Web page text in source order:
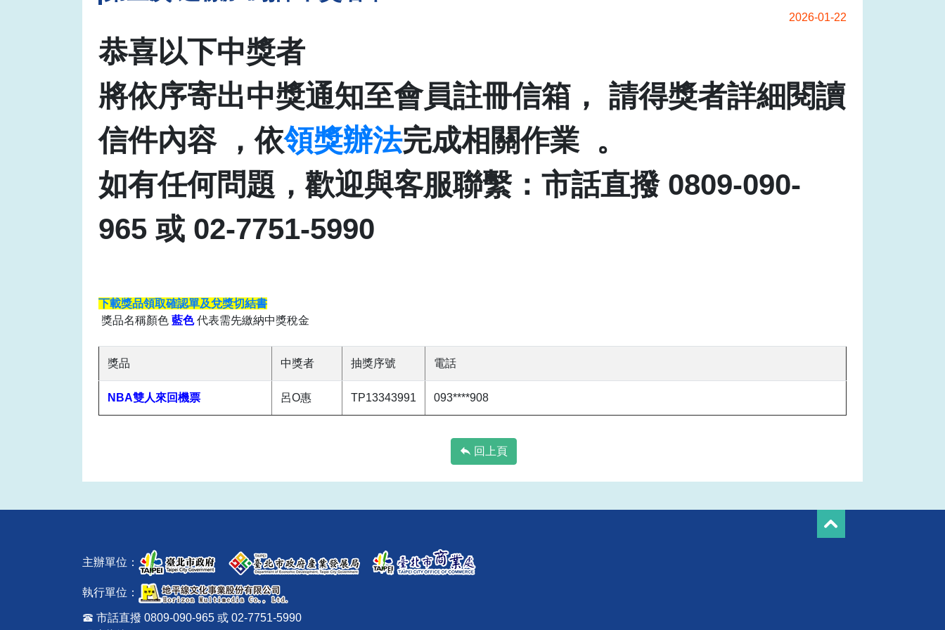
2026-01-22
恭喜以下中獎者
將依序寄出中獎通知至會員註冊信箱， 請得獎者詳細閱讀
信件內容 ，依領獎辦法完成相關作業 。
如有任何問題，歡迎與客服聯繫：市話直撥 0809-090-
965 或 02-7751-5990
下載獎品領取確認單及兌獎切結書
獎品名稱顏色 藍色代表需先繳納中獎稅金
獎品 中獎者 抽獎序號 電話
NBA雙人來回機票 呂O惠 TP13343991 093****908
回上頁
主辦單位：
執行單位：
市話直撥 0809-090-965 或 02-7751-5990